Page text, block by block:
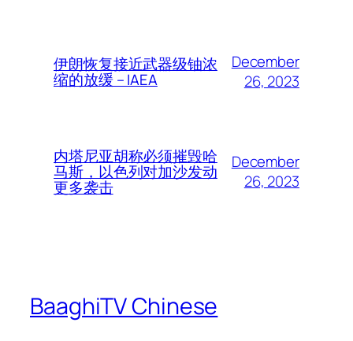
伊朗恢复接近武器级铀浓
缩的放缓 – IAEA
December
26, 2023
内塔尼亚胡称必须摧毁哈
马斯，以色列对加沙发动
更多袭击
December
26, 2023
BaaghiTV Chinese